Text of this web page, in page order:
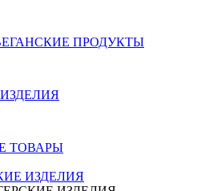
ПРОДУКТЫ
ТОВАРЫ
ИЗДЕЛИЯ